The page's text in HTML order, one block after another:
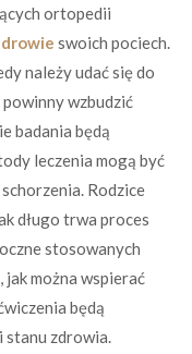
ortopedii
swoich pociech.
należy udać się do
wzbudzić
badania będą
leczenia mogą być
Rodzice
długo trwa proces
stosowanych
można wspierać
będą
stanu zdrowia.